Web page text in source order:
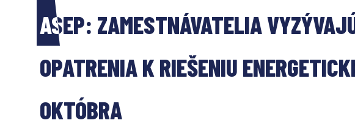
ASEP: ZAMESTNÁVATELIA
OPATRENIA K RIEŠENIU
OKTÓBRA